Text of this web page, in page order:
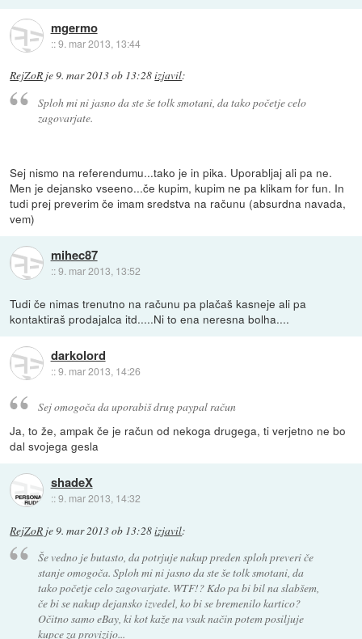
mgermo
::9. mar 2013, 13:44
RejZoR je9. mar 2013 ob 13:28izjavil:
Sploh mi ni jasno da ste še tolk smotani, da tako početje celo
zagovarjate.
Sej nismo na referendumu...tako je in pika. Uporabljaj ali pa ne.
Men je dejansko vseeno...če kupim, kupim ne pa klikam for fun. In
tudi prej preverim če imam sredstva na računu (absurdna navada,
vem)
mihec87
::9. mar 2013, 13:52
Tudi če nimas trenutno na računu pa plačaš kasneje ali pa
kontaktiraš prodajalca itd.....Ni to ena neresna bolha....
darkolord
::9. mar 2013, 14:26
Sej omogoča da uporabiš drug paypal račun
Ja, to že, ampak če je račun od nekoga drugega, ti verjetno ne bo
dal svojega gesla
shadeX
::9. mar 2013, 14:32
RejZoR je 9. mar 2013 ob 13:28izjavil:
Še vedno je butasto, da potrjuje nakup preden sploh preveri če
stanje omogoča. Sploh mi ni jasno da ste še tolk smotani, da
tako početje celo zagovarjate. WTF!? Kdo pa bi bil na slabšem,
če bi se nakup dejansko izvedel, ko bi se bremenilo kartico?
Očitno samo eBay, ki kot kaže na vsak način potem posiljuje
kupce za provizijo...